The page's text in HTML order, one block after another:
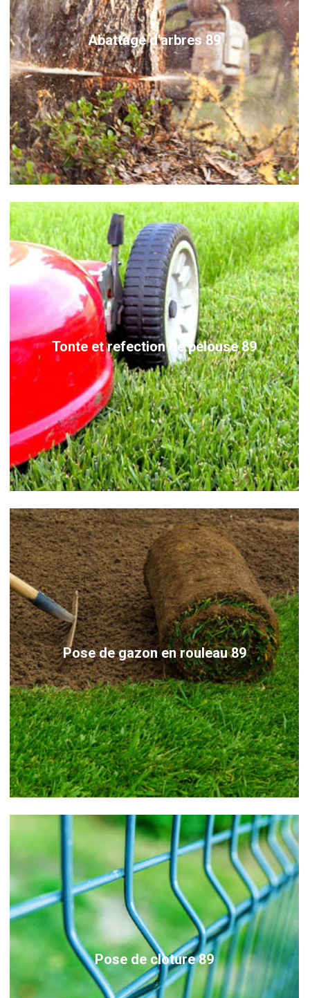
Abattage d'arbres 89
Tonte et refection de pelouse 89
Pose de gazon en rouleau 89
Pose de cloture 89